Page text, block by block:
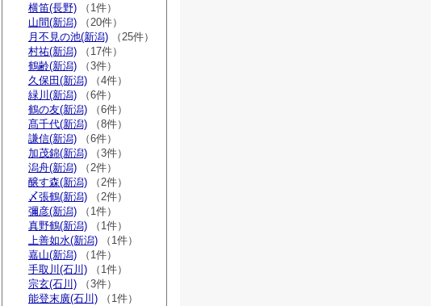
横笛(長野) （1件）
山間(新潟) （20件）
月不見の池(新潟) （25件）
村祐(新潟) （17件）
鶴齢(新潟) （3件）
久保田(新潟) （4件）
緑川(新潟) （6件）
鶴の友(新潟) （6件）
髙千代(新潟) （8件）
謙信(新潟) （6件）
加茂錦(新潟) （3件）
潟舟(新潟) （2件）
醸す森(新潟) （2件）
〆張鶴(新潟) （2件）
彌彦(新潟) （1件）
真野鶴(新潟) （1件）
上善如水(新潟) （1件）
嘉山(新潟) （1件）
手取川(石川) （1件）
宗玄(石川) （3件）
能登末廣(石川) （1件）